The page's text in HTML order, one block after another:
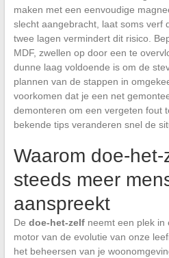
maken met een eenvoudige
slecht aangebracht, laat soms verf
twee lagen vermindert dit risico.
MDF, zwellen op door een te
dunne laag voldoende is om de
plannen van de stappen in
voorkomen dat je een net
demonteren om een vergeten fout
bekende tips veranderen snel de
Waarom doe-het-
steeds meer
aanspreekt
De doe-het-zelfneemt een plek in
motor van de evolutie van onze
het beheersen van je